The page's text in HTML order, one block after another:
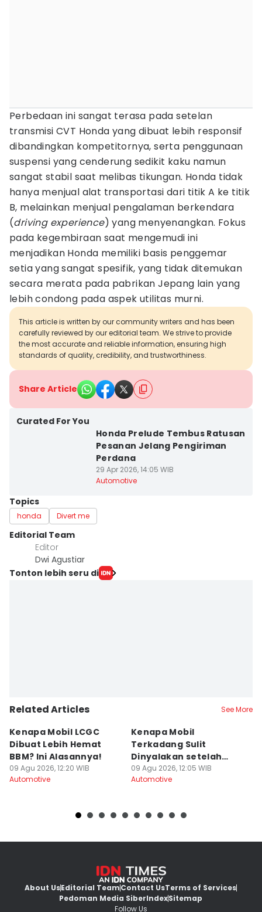
Perbedaan ini sangat terasa pada setelan
transmisi CVT Honda yang dibuat lebih responsif
dibandingkan kompetitornya, serta penggunaan
suspensi yang cenderung sedikit kaku namun
sangat stabil saat melibas tikungan. Honda tidak
hanya menjual alat transportasi dari titik A ke titik
B, melainkan menjual pengalaman berkendara
(driving experience) yang menyenangkan. Fokus
pada kegembiraan saat mengemudi ini
menjadikan Honda memiliki basis penggemar
setia yang sangat spesifik, yang tidak ditemukan
secara merata pada pabrikan Jepang lain yang
lebih condong pada aspek utilitas murni.
This article is written by our community writers and has been
carefully reviewed by our editorial team. We strive to provide
the most accurate and reliable information, ensuring high
standards of quality, credibility, and trustworthiness.
Share Article
Curated For You
Honda Prelude Tembus Ratusan
Pesanan Jelang Pengiriman
Perdana
29 Apr 2026, 14:05 WIB
Automotive
Topics
honda Divert me
Editorial Team
Editor
Dwi Agustiar
Tonton lebih seru di
Related Articles See More
Kenapa Mobil LCGC
Dibuat Lebih Hemat
BBM? Ini Alasannya!
09 Agu 2026, 12:20 WIB
Automotive
Kenapa Mobil
Terkadang Sulit
Dinyalakan setelah
Hujan?
09 Agu 2026, 12:05 WIB
Automotive
About UsEditorial TeamContact UsTerms of Services
Pedoman Media SiberIndexSitemap
Follow Us